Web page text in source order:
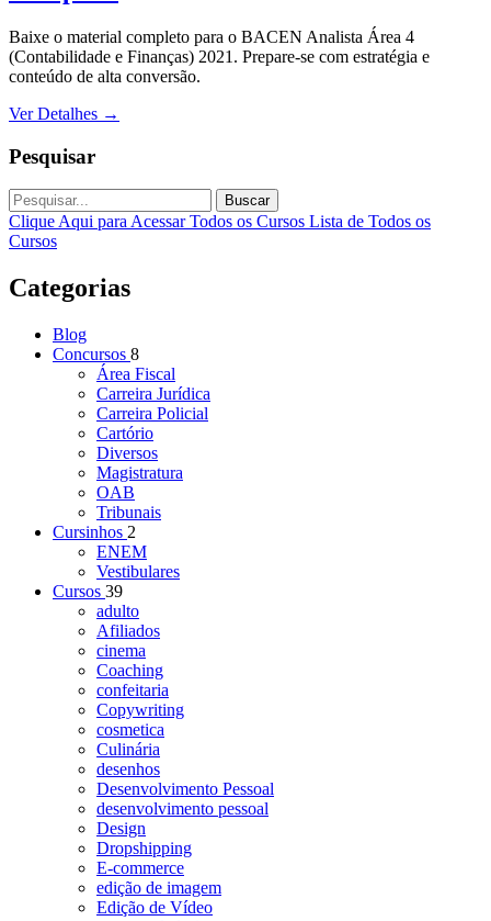
Baixe o material completo para o BACEN Analista Área 4
(Contabilidade e Finanças) 2021. Prepare-se com estratégia e
conteúdo de alta conversão.
Ver Detalhes →
Pesquisar
Buscar
Clique Aqui para Acessar Todos os Cursos Lista de Todos os
Cursos
Categorias
Blog
Concursos 8
Área Fiscal
Carreira Jurídica
Carreira Policial
Cartório
Diversos
Magistratura
OAB
Tribunais
Cursinhos 2
ENEM
Vestibulares
Cursos 39
adulto
Afiliados
cinema
Coaching
confeitaria
Copywriting
cosmetica
Culinária
desenhos
Desenvolvimento Pessoal
desenvolvimento pessoal
Design
Dropshipping
E-commerce
edição de imagem
Edição de Vídeo